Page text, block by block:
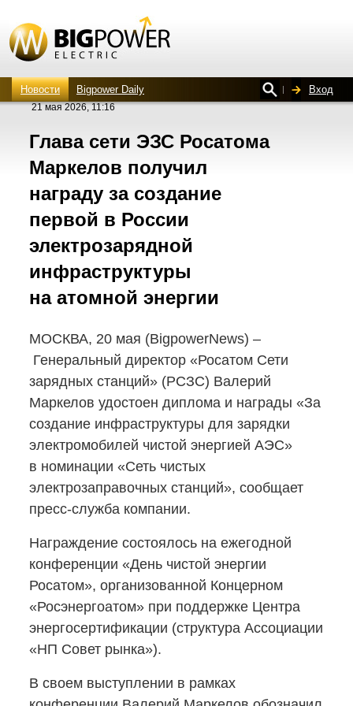
Новости Bigpower Daily Вход
21 мая 2026, 11:16
Глава сети ЭЗС Росатома
Маркелов получил
награду за создание
первой в России
электрозарядной
инфраструктуры
на атомной энергии
МОСКВА, 20 мая (BigpowerNews) –
Генеральный директор «Росатом Сети
зарядных станций» (РСЗС) Валерий
Маркелов удостоен диплома и награды «За
создание инфраструктуры для зарядки
электромобилей чистой энергией АЭС»
в номинации «Сеть чистых
электрозаправочных станций», сообщает
пресс-служба компании.
Награждение состоялось на ежегодной
конференции «День чистой энергии
Росатом», организованной Концерном
«Росэнергоатом» при поддержке Центра
энергосертификации (структура Ассоциации
«НП Совет рынка»).
В своем выступлении в рамках